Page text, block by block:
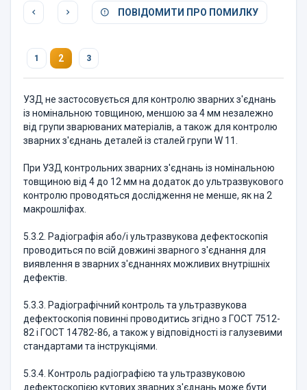
ПОВІДОМИТИ ПРО ПОМИЛКУ
1 2 3
УЗД не застосовується для контролю зварних з'єднань
iз номiнальною товщиною, меншою за 4 мм незалежно
вiд групи зварюваних матерiалiв, а також для контролю
зварних з'єднань деталей iз сталей групи W 11.
При УЗД контрольних зварних з'єднань iз номiнальною
товщиною вiд 4 до 12 мм на додаток до ультразвукового
контролю проводяться дослiдження не менше, як на 2
макрошлiфах.
5.3.2. Радiографiя або/i ультразвукова дефектоскопiя
проводиться по всiй довжинi зварного з'єднання для
виявлення в зварних з'єднаннях можливих внутрiшнiх
дефектiв.
5.3.3. Радiографiчний контроль та ультразвукова
дефектоскопiя повиннi проводитись згiдно з ГОСТ 7512-
82 i ГОСТ 14782-86, а також у відповідності iз галузевими
стандартами та iнструкцiями.
5.3.4. Контроль радiографiєю та ультразвуковою
дефектоскопiєю кутових зварних з'єднань може бути